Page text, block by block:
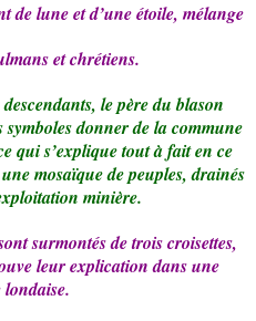
de lune et d’une étoile, mélange
et chrétiens.
le père du blason
donner de la commune
qui s’explique tout à fait en ce
mosaïque de peuples, drainés
minière.
surmontés de trois croisettes,
leur explication dans une
londaise.